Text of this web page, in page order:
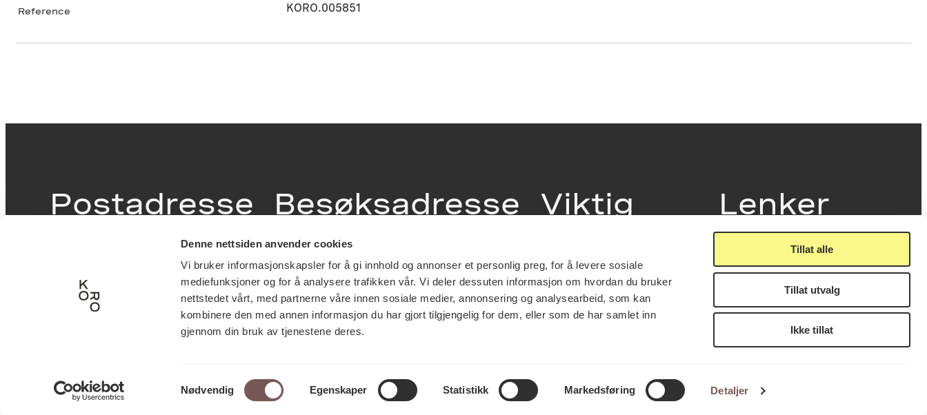
Denne nettsiden anvender cookies
Vi bruker informasjonskapsler for å gi innhold og annonser et personlig preg, for å levere sosiale
mediefunksjoner og for å analysere trafikken vår. Vi deler dessuten informasjon om hvordan du bruker
nettstedet vårt, med partnerne våre innen sosiale medier, annonsering og analysearbeid, som kan
kombinere den med annen informasjon du har gjort tilgjengelig for dem, eller som de har samlet inn
gjennom din bruk av tjenestene deres.
Samtykkevalg
Nødvendig Egenskaper Statistikk Markedsføring Detaljer
Tillat alle
Tillat utvalg
Ikke tillat
Reference KORO.005851
Postadresse
0130 Oslo
Besøksadresse
inngang Løkkeveien,
0251 Oslo
Viktig
Utbetaling og fakturering
Personvernerklæring
Lenker
Nyhetsbrev
Offentlig postjournal
Oppdragsportalen
Tilgjengelighetserklæring